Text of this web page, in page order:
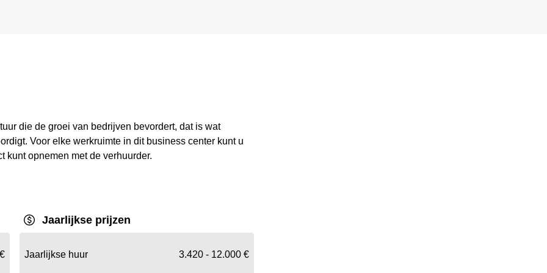
die de groei van bedrijven bevordert, dat is wat
Voor elke werkruimte in dit business center kunt u
kunt opnemen met de verhuurder.
Jaarlijkse prijzen
Jaarlijkse huur 3.420 - 12.000 €